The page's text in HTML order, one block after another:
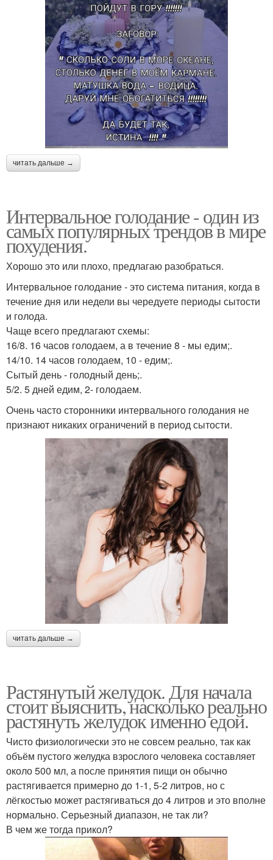
читать дальше →
Интервальное голодание - один из
самых популярных трендов в мире
похудения.
Хорошо это или плохо, предлагаю разобраться.
Интервальное голодание - это система питания, когда в
течение дня или недели вы чередуете периоды сытости
и голода.
Чаще всего предлагают схемы:
16/8. 16 часов голодаем, а в течение 8 - мы едим;.
14/10. 14 часов голодаем, 10 - едим;.
Сытый день - голодный день;.
5/2. 5 дней едим, 2- голодаем.
Очень часто сторонники интервального голодания не
признают никаких ограничений в период сытости.
читать дальше →
Растянутый желудок. Для начала
стоит выяснить, насколько реально
растянуть желудок именно едой.
Чисто физиологически это не совсем реально, так как
объём пустого желудка взрослого человека составляет
около 500 мл, а после принятия пищи он обычно
растягивается примерно до 1-1, 5-2 литров, но с
лёгкостью может растягиваться до 4 литров и это вполне
нормально. Серьезный диапазон, не так ли?
В чем же тогда прикол?